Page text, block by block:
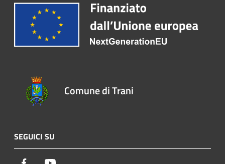
Comune di Trani
SEGUICI SU